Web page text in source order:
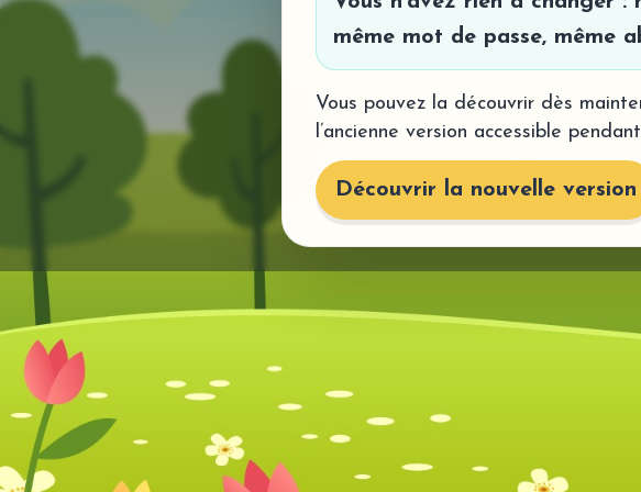
même mot de passe, même
Vous pouvez la découvrir dès
l’ancienne version accessible
Découvrir la nouvelle version